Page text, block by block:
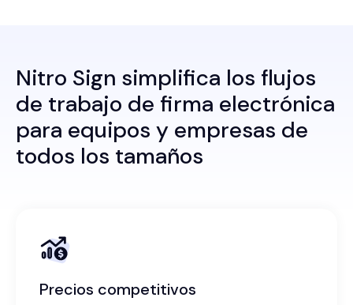
Nitro Sign simplifica los flujos
de trabajo de firma electrónica
para equipos y empresas de
todos los tamaños
Precios competitivos